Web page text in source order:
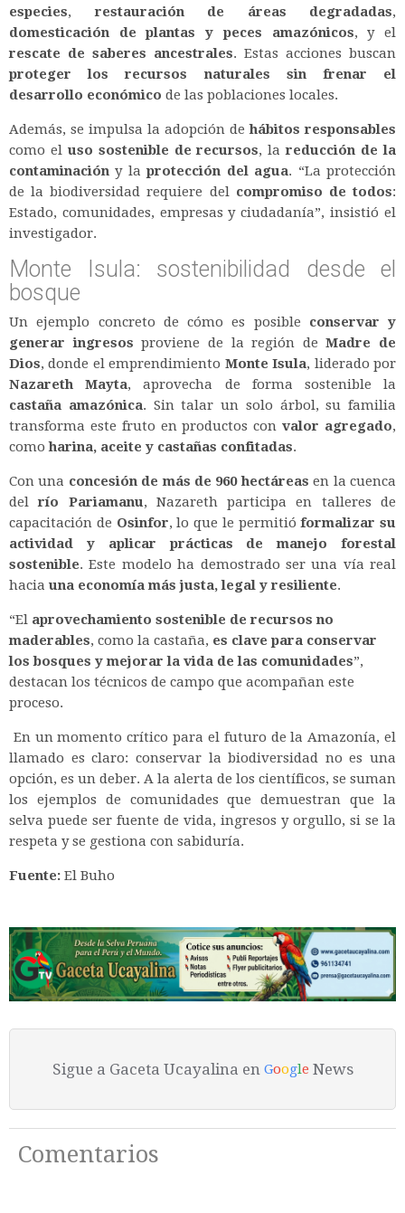
especies,restauración de áreas degradadas,
domesticación de plantas y peces amazónicos, y el
rescate de saberes ancestrales. Estas acciones buscan
proteger los recursos naturales sin frenar el
desarrollo económico de las poblaciones locales.
Además, se impulsa la adopción dehábitos responsables
como el uso sostenible de recursos, lareducción de la
contaminación y laprotección del agua. “La protección
de la biodiversidad requiere del compromiso de todos:
Estado, comunidades, empresas y ciudadanía”, insistió el
investigador.
Monte Isula: sostenibilidad desde el
bosque
Un ejemplo concreto de cómo es posible conservar y
generar ingresos proviene de la región deMadre de
Dios, donde el emprendimiento Monte Isula, liderado por
Nazareth Mayta, aprovecha de forma sostenible la
castaña amazónica. Sin talar un solo árbol, su familia
transforma este fruto en productos convalor agregado,
comoharina, aceite y castañas confitadas.
Con una concesión de más de 960 hectáreas en la cuenca
delrío Pariamanu, Nazareth participa en talleres de
capacitación de Osinfor, lo que le permitióformalizar su
actividad y aplicar prácticas de manejo forestal
sostenible. Este modelo ha demostrado ser una vía real
hacia una economía más justa, legal y resiliente.
“El aprovechamiento sostenible de recursos no
maderables, como la castaña, es clave para conservar
los bosques y mejorar la vida de las comunidades”,
destacan los técnicos de campo que acompañan este
proceso.
En un momento crítico para el futuro de la Amazonía, el
llamado es claro: conservar la biodiversidad no es una
opción, es un deber. A la alerta de los científicos, se suman
los ejemplos de comunidades que demuestran que la
selva puede ser fuente de vida, ingresos y orgullo, si se la
respeta y se gestiona con sabiduría.
Fuente: El Buho
Sigue a Gaceta Ucayalina en Google News
Comentarios